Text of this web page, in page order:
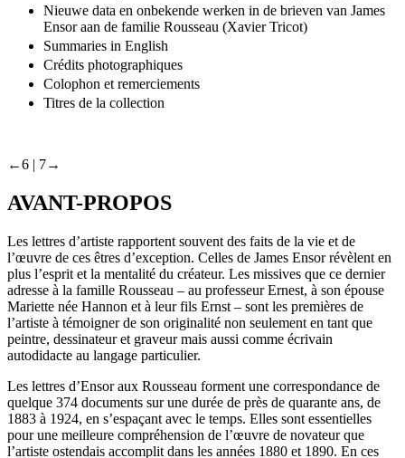
Nieuwe data en onbekende werken in de brieven van James
Ensor aan de familie Rousseau (Xavier Tricot)
Summaries in English
Crédits photographiques
Colophon et remerciements
Titres de la collection
←6 | 7→
AVANT-PROPOS
Les lettres d’artiste rapportent souvent des faits de la vie et de
l’œuvre de ces êtres d’exception. Celles de James Ensor révèlent en
plus l’esprit et la mentalité du créateur. Les missives que ce dernier
adresse à la famille Rousseau – au professeur Ernest, à son épouse
Mariette née Hannon et à leur fils Ernst – sont les premières de
l’artiste à témoigner de son originalité non seulement en tant que
peintre, dessinateur et graveur mais aussi comme écrivain
autodidacte au langage particulier.
Les lettres d’Ensor aux Rousseau forment une correspondance de
quelque 374 documents sur une durée de près de quarante ans, de
1883 à 1924, en s’espaçant avec le temps. Elles sont essentielles
pour une meilleure compréhension de l’œuvre de novateur que
l’artiste ostendais accomplit dans les années 1880 et 1890. En ces